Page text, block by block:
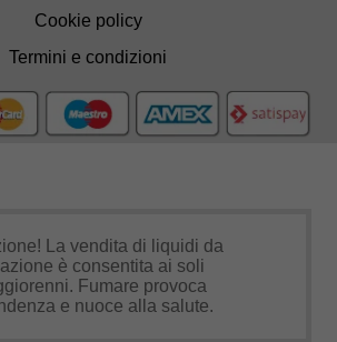
Cookie policy
Termini e condizioni
La vendita di liquidi da
è consentita ai soli
Fumare provoca
e nuoce alla salute.